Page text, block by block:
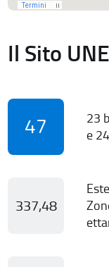
Il Sito
47
23
e
337,48